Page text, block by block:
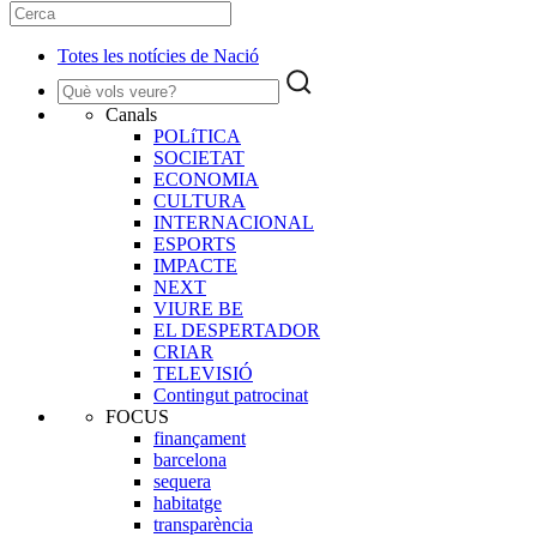
Totes les notícies de Nació
Canals
POLíTICA
SOCIETAT
ECONOMIA
CULTURA
INTERNACIONAL
ESPORTS
IMPACTE
NEXT
VIURE BE
EL DESPERTADOR
CRIAR
TELEVISIÓ
Contingut patrocinat
FOCUS
finançament
barcelona
sequera
habitatge
transparència